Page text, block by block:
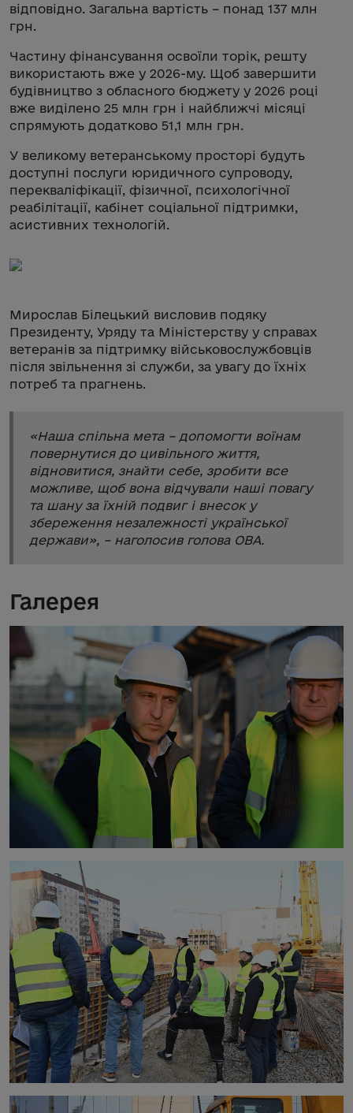
відповідно. Загальна вартість – понад 137 млн
грн.
Частину фінансування освоїли торік, решту
використають вже у 2026-му. Щоб завершити
будівництво з обласного бюджету у 2026 році
вже виділено 25 млн грн і найближчі місяці
спрямують додатково 51,1 млн грн.
У великому ветеранському просторі будуть
доступні послуги юридичного супроводу,
перекваліфікації, фізичної, психологічної
реабілітації, кабінет соціальної підтримки,
асистивних технологій.
Мирослав Білецький висловив подяку
Президенту, Уряду та Міністерству у справах
ветеранів за підтримку військовослужбовців
після звільнення зі служби, за увагу до їхніх
потреб та прагнень.
«Наша спільна мета – допомогти воїнам
повернутися до цивільного життя,
відновитися, знайти себе, зробити все
можливе, щоб вона відчували наші повагу
та шану за їхній подвиг і внесок у
збереження незалежності української
держави», – наголосив голова ОВА.
Галерея